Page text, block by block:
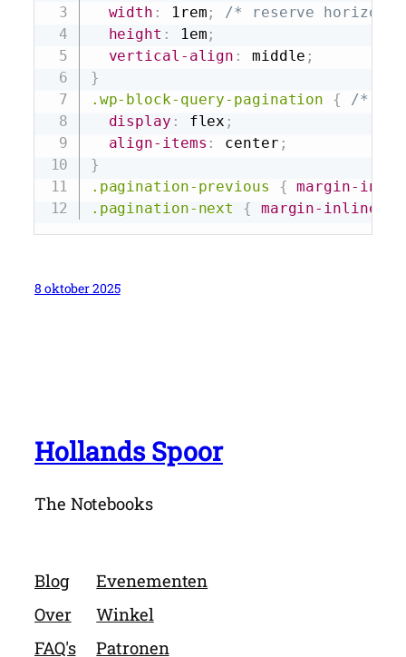
width : 1rem ;
/* reserve
height : 1em ;
vertical-align : middle ;
}
.wp-block-query-pagination
{
/*
display : flex ;
align-items : center ;
}
.pagination-previous
{
margin-
.pagination-next
{ margin-inline-
8 oktober 2025
Hollands Spoor
The Notebooks
Blog
Over
FAQ's
Evenementen
Winkel
Patronen